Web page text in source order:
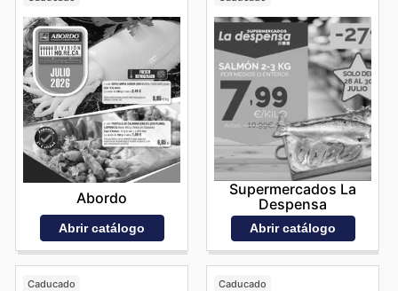
Abordo
Abrir catálogo
Supermercados La
Despensa
Abrir catálogo
Caducado Caducado